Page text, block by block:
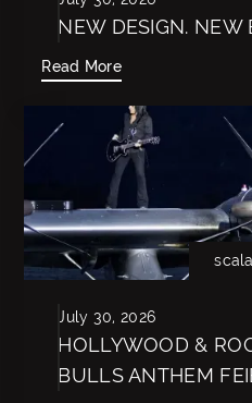
NEW DESIGN. NEW
Read More
July 30, 2026
HOLLYWOOD &
BULLS ANTHEM